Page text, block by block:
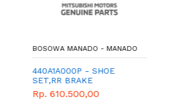
BOSOWA MANADO - MANADO
440A1A000P - SHOE
SET,RR BRAKE
Rp. 610.500,00